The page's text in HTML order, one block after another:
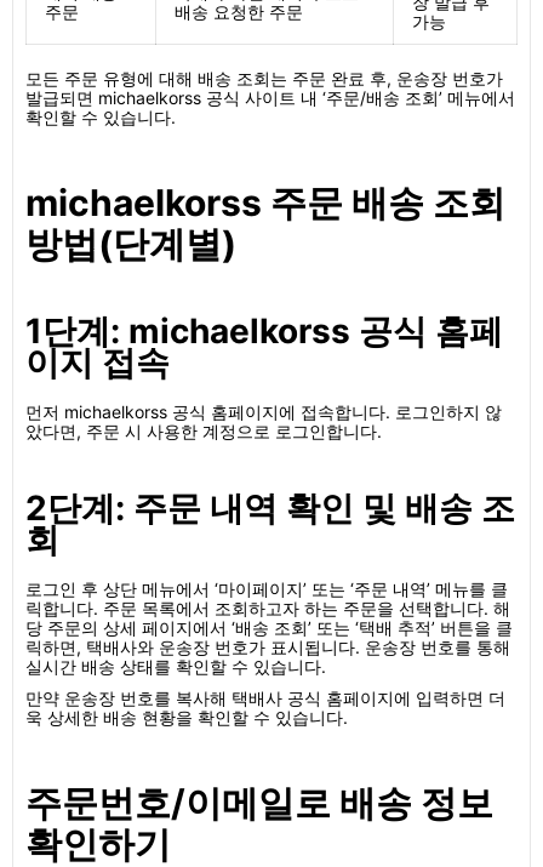
주문
배송 요청한 주문
가능
모든 주문 유형에 대해 배송 조회는 주문 완료 후, 운송장 번호가
발급되면 michaelkorss 공식 사이트 내 ‘주문/배송 조회’ 메뉴에서
확인할 수 있습니다.
michaelkorss 주문 배송 조회
방법(단계별)
1단계: michaelkorss 공식 홈페
이지 접속
먼저 michaelkorss 공식 홈페이지에 접속합니다. 로그인하지 않
았다면, 주문 시 사용한 계정으로 로그인합니다.
2단계: 주문 내역 확인 및 배송 조
회
로그인 후 상단 메뉴에서 ‘마이페이지’ 또는 ‘주문 내역’ 메뉴를 클
릭합니다. 주문 목록에서 조회하고자 하는 주문을 선택합니다. 해
당 주문의 상세 페이지에서 ‘배송 조회’ 또는 ‘택배 추적’ 버튼을 클
릭하면, 택배사와 운송장 번호가 표시됩니다. 운송장 번호를 통해
실시간 배송 상태를 확인할 수 있습니다.
만약 운송장 번호를 복사해 택배사 공식 홈페이지에 입력하면 더
욱 상세한 배송 현황을 확인할 수 있습니다.
주문번호/이메일로 배송 정보
확인하기